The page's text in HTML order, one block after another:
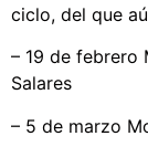
ciclo, del que
– 19 de febrero
Salares
– 5 de marzo